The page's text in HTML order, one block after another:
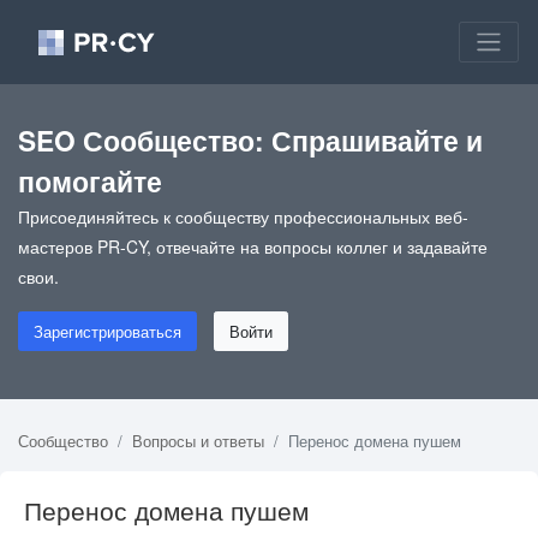
SEO Сообщество: Спрашивайте и
помогайте
Присоединяйтесь к сообществу профессиональных веб-
мастеров PR-CY, отвечайте на вопросы коллег и задавайте
свои.
Зарегистрироваться Войти
Сообщество Вопросы и ответы Перенос домена пушем
Перенос домена пушем